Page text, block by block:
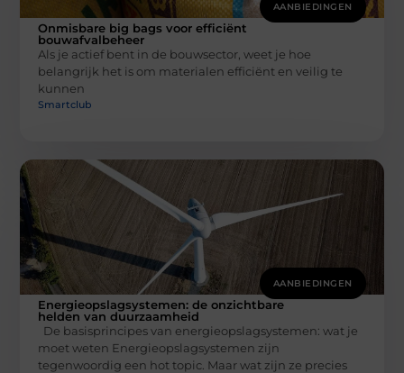
AANBIEDINGEN
Onmisbare big bags voor efficiënt
bouwafvalbeheer
Als je actief bent in de bouwsector, weet je hoe
belangrijk het is om materialen efficiënt en veilig te
kunnen
Smartclub
AANBIEDINGEN
Energieopslagsystemen: de onzichtbare
helden van duurzaamheid
De basisprincipes van energieopslagsystemen: wat je
moet weten Energieopslagsystemen zijn
tegenwoordig een hot topic. Maar wat zijn ze precies